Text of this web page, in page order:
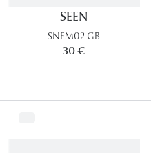
SEEN
SNEM02 GB
30 €